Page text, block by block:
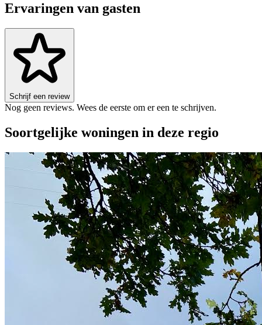
Ervaringen van gasten
Schrijf een review
Nog geen reviews. Wees de eerste om er een te schrijven.
Soortgelijke woningen in deze regio